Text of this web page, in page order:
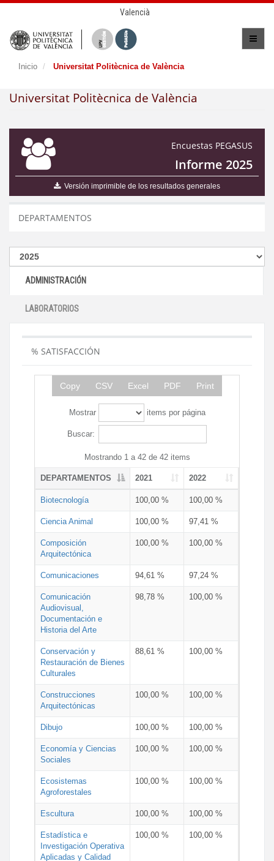
Valencià
Inicio Universitat Politècnica de València
Universitat Politècnica de València
Encuestas PEGASUS
Informe 2025
Versión imprimible de los resultados generales
DEPARTAMENTOS
ADMINISTRACIÓN
LABORATORIOS
% SATISFACCIÓN
Copy CSV Excel PDF Print
Mostrar items por página
Buscar:
Mostrando 1 a 42 de 42 items
DEPARTAMENTOS 2021 2022
Biotecnología 100,00 % 100,00 %
Ciencia Animal 100,00 % 97,41 %
Composición
Arquitectónica
100,00 % 100,00 %
Comunicaciones 94,61 % 97,24 %
Comunicación
Audiovisual,
Documentación e
Historia del Arte
98,78 % 100,00 %
Conservación y
Restauración de Bienes
Culturales
88,61 % 100,00 %
Construcciones
Arquitectónicas
100,00 % 100,00 %
Dibujo 100,00 % 100,00 %
Economía y Ciencias
Sociales
100,00 % 100,00 %
Ecosistemas
Agroforestales
100,00 % 100,00 %
Escultura 100,00 % 100,00 %
Estadística e
Investigación Operativa
Aplicadas y Calidad
100,00 % 100,00 %